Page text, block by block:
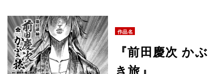
作品名
『前田慶次 かぶ
き旅』